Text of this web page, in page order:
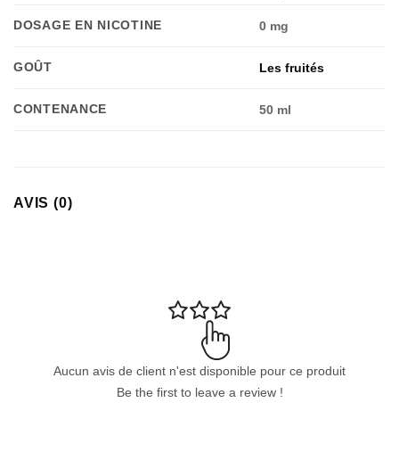
DOSAGE EN NICOTINE 0 mg
GOÛT Les fruités
CONTENANCE 50 ml
AVIS (0)
Aucun avis de client n'est disponible pour ce produit
Be the first to leave a review !